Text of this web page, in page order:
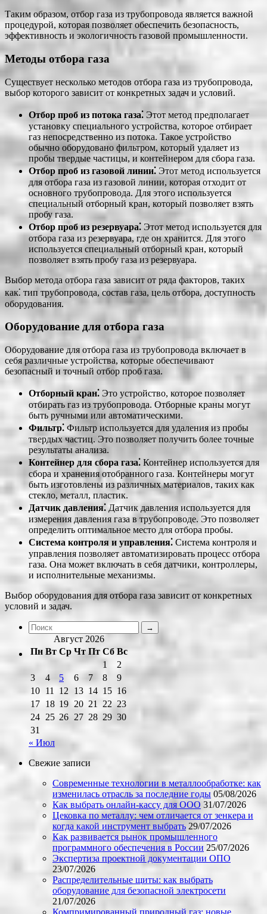
Таким образом, отбор газа из трубопровода является важной
процедурой, которая позволяет обеспечить безопасность,
эффективность и экологичность газовой промышленности.
Методы отбора газа
Существует несколько методов отбора газа из трубопровода,
выбор которого зависит от конкретных задач и условий.
Отбор проб из потока газа⁚ Этот метод предполагает
установку специального устройства, которое отбирает
газ непосредственно из потока. Такое устройство
обычно оборудовано фильтром, который удаляет из
пробы твердые частицы, и контейнером для сбора газа.
Отбор проб из газовой линии⁚ Этот метод используется
для отбора газа из газовой линии, которая отходит от
основного трубопровода. Для этого используется
специальный отборный кран, который позволяет взять
пробу газа.
Отбор проб из резервуара⁚ Этот метод используется для
отбора газа из резервуара, где он хранится. Для этого
используется специальный отборный кран, который
позволяет взять пробу газа из резервуара.
Выбор метода отбора газа зависит от ряда факторов, таких
как⁚ тип трубопровода, состав газа, цель отбора, доступность
оборудования.
Оборудование для отбора газа
Оборудование для отбора газа из трубопровода включает в
себя различные устройства, которые обеспечивают
безопасный и точный отбор проб газа.
Отборный кран⁚ Это устройство, которое позволяет
отбирать газ из трубопровода. Отборные краны могут
быть ручными или автоматическими.
Фильтр⁚ Фильтр используется для удаления из пробы
твердых частиц. Это позволяет получить более точные
результаты анализа.
Контейнер для сбора газа⁚ Контейнер используется для
сбора и хранения отобранного газа. Контейнеры могут
быть изготовлены из различных материалов, таких как
стекло, металл, пластик.
Датчик давления⁚ Датчик давления используется для
измерения давления газа в трубопроводе. Это позволяет
определить оптимальное место для отбора пробы.
Система контроля и управления⁚ Система контроля и
управления позволяет автоматизировать процесс отбора
газа. Она может включать в себя датчики, контроллеры,
и исполнительные механизмы.
Выбор оборудования для отбора газа зависит от конкретных
условий и задач.
Август 2026
Пн Вт Ср Чт Пт Сб Вс
1
2
3
4 5 6 7 8
9
10 11 12 13 14 15 16
17 18 19 20 21 22 23
24 25 26 27 28 29 30
31
« Июл
Свежие записи
Современные технологии в металлообработке: как
изменилась отрасль за последние годы 05/08/2026
Как выбрать онлайн-кассу для ООО 31/07/2026
Цековка по металлу: чем отличается от зенкера и
когда какой инструмент выбрать 29/07/2026
Как развивается рынок промышленного
программного обеспечения в России 25/07/2026
Экспертиза проектной документации ОПО
23/07/2026
Распределительные щиты: как выбрать
оборудование для безопасной электросети
21/07/2026
Компримированный природный газ: новые